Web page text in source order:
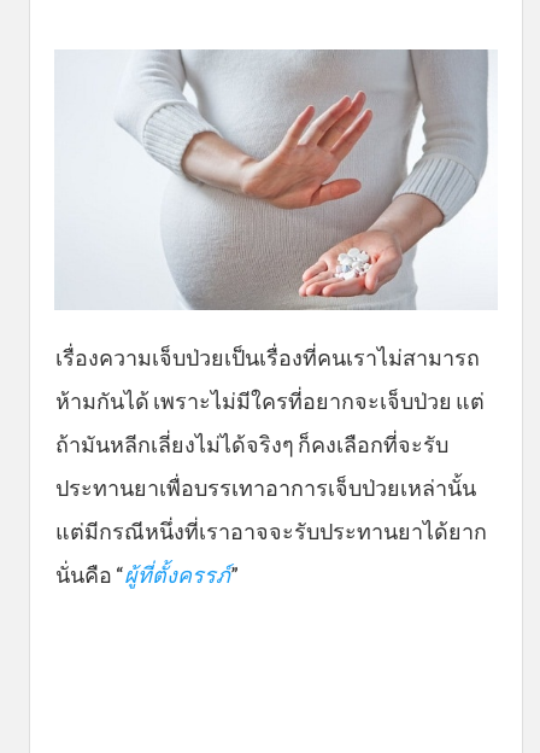
เรื่องความเจ็บป่วยเป็นเรื่องที่คนเราไม่สามารถ
ห้ามกันได้ เพราะไม่มีใครที่อยากจะเจ็บป่วย แต่
ถ้ามันหลีกเลี่ยงไม่ได้จริงๆ ก็คงเลือกที่จะรับ
ประทานยาเพื่อบรรเทาอาการเจ็บป่วยเหล่านั้น
แต่มีกรณีหนึ่งที่เราอาจจะรับประทานยาได้ยาก
นั่นคือ “ผู้ที่ตั้งครรภ์”